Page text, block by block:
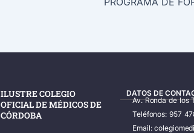
ILUSTRE COLEGIO
OFICIAL DE MÉDICOS DE
CÓRDOBA
DATOS DE
Av. Ronda de los
Teléfonos: 957
Email: